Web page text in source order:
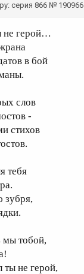
серия 866 № 190966
не герой…
в бой
слов
-
стихов
тебя
зубря,
мы тобой,
ты не герой,